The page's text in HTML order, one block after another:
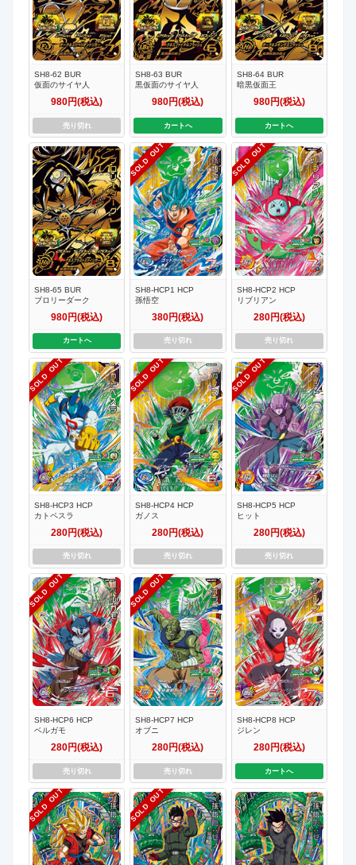
SH8-62 BUR
仮面のサイヤ人
980円(税込)
売り切れ
SH8-63 BUR
黒仮面のサイヤ人
980円(税込)
カートへ
SH8-64 BUR
暗黒仮面王
980円(税込)
カートへ
SH8-65 BUR
ブロリーダーク
980円(税込)
カートへ
SOLD OUT
SH8-HCP1 HCP
孫悟空
380円(税込)
売り切れ
SOLD OUT
SH8-HCP2 HCP
リブリアン
280円(税込)
売り切れ
SOLD OUT
SH8-HCP3 HCP
カトペスラ
280円(税込)
売り切れ
SOLD OUT
SH8-HCP4 HCP
ガノス
280円(税込)
売り切れ
SOLD OUT
SH8-HCP5 HCP
ヒット
280円(税込)
売り切れ
SOLD OUT
SH8-HCP6 HCP
ベルガモ
280円(税込)
売り切れ
SOLD OUT
SH8-HCP7 HCP
オブニ
280円(税込)
売り切れ
SH8-HCP8 HCP
ジレン
280円(税込)
カートへ
SOLD OUT SOLD OUT